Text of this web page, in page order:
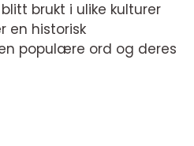
brukt i ulike kulturer
en historisk
populære ord og deres